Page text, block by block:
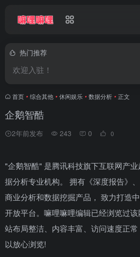
热门推荐
欢迎入驻！
首页 • 综合其他 • 休闲娱乐 • 数据分析 • 正文
企鹅智酷
2年前发布 243 0 0
"企鹅智酷" 是腾讯科技旗下互联网产
据分析专业机构。 拥有《深度报告》
商业分析和数据挖掘产品， 致力打造
开放平台。嘛哩嘛哩编辑已经浏览过
站布局整洁、内容丰富、访问速度正
以放心浏览!